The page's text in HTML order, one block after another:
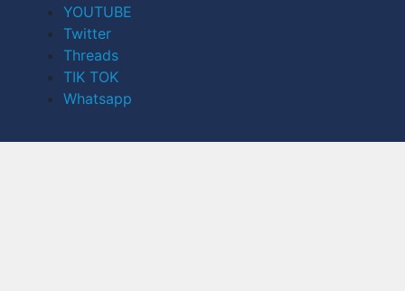
YOUTUBE
Twitter
Threads
TIK TOK
Whatsapp